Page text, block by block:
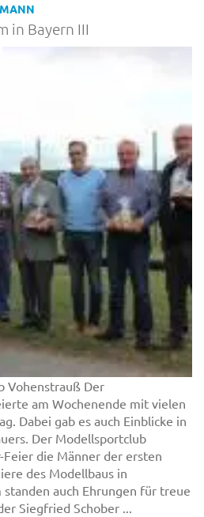
in Bayern III
Vohenstrauß Der
am Wochenende mit vielen
Dabei gab es auch Einblicke in
Der Modellsportclub
die Männer der ersten
des Modellbaus in
auch Ehrungen für treue
Siegfried Schober ...